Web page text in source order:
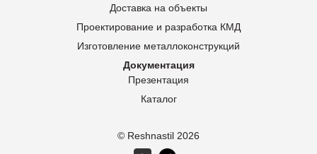
© Reshnastil 2026
Доставка на объекты
Проектирование и разработка КМД
Изготовление металлоконструкций
Документация
Презентация
Каталог